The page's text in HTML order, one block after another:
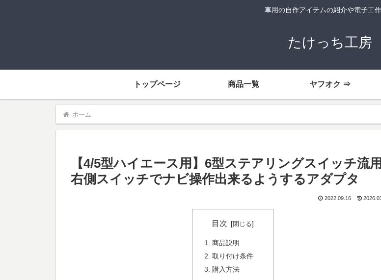
車用の自作アイテムの紹介や電子工
たけっち工房
トップページ 商品一覧 ヤフオク ⇒
ホーム
【4/5型ハイエース用】6型ステアリングスイッチ流用
右側スイッチでナビ操作出来るようするアダプタ
2022.09.16
目次
商品説明
取り付け条件
購入方法